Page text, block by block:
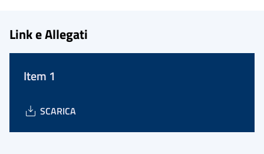
Link e Allegati
Item 1
SCARICA